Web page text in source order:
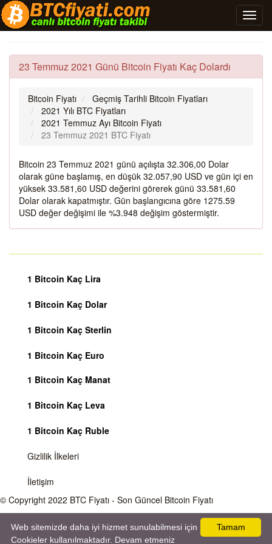
23 Temmuz 2021 Günü Bitcoin Fiyatı Kaç Dolardı
Bitcoin Fiyatı
Geçmiş Tarihli Bitcoin Fiyatları
2021 Yılı BTC Fiyatları
2021 Temmuz Ayı Bitcoin Fiyatı
23 Temmuz 2021 BTC Fiyatı
Bitcoin 23 Temmuz 2021 günü açılışta 32.306,00 Dolar
olarak güne başlamış, en düşük 32.057,90 USD ve gün içi en
yüksek 33.581,60 USD değerini görerek günü 33.581,60
Dolar olarak kapatmıştır. Gün başlangıcına göre 1275.59
USD değer değişimi ile %3.948 değişim göstermiştir.
1 Bitcoin Kaç Lira
1 Bitcoin Kaç Dolar
1 Bitcoin Kaç Sterlin
1 Bitcoin Kaç Euro
1 Bitcoin Kaç Manat
1 Bitcoin Kaç Leva
1 Bitcoin Kaç Ruble
Gizlilik İlkeleri
İletişim
© Copyright 2022 BTC Fiyatı - Son Güncel Bitcoin Fiyatı
Bitcoin fiyatı sürekli olarak değişmektedir, 7 gün 24 saat kripto para piyasaları
aktiftir. Sitemiz sadece bilgilendirme amacı gütmektedir, herhangi bir kripto paraya
Tamam
Web sitemizde daha iyi hizmet sunulabilmesi için
Cookieler kullanılmaktadır. Devam etmeniz